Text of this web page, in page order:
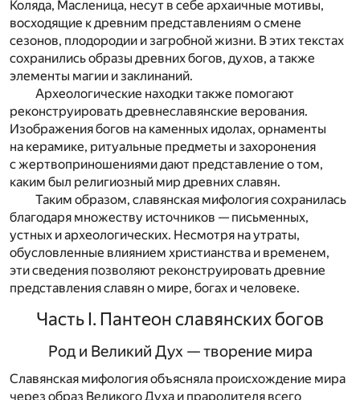
Коляда, Масленица, несут в себе архаичные мотивы,
восходящие к древним представлениям о смене
сезонов, плодородии и загробной жизни. В этих текстах
сохранились образы древних богов, духов, а также
элементы магии и заклинаний.
Археологические находки также помогают
реконструировать древнеславянские верования.
Изображения богов на каменных идолах, орнаменты
на керамике, ритуальные предметы и захоронения
с жертвоприношениями дают представление о том,
каким был религиозный мир древних славян.
Таким образом, славянская мифология сохранилась
благодаря множеству источников — письменных,
устных и археологических. Несмотря на утраты,
обусловленные влиянием христианства и временем,
эти сведения позволяют реконструировать древние
представления славян о мире, богах и человеке.
Часть I. Пантеон славянских богов
Род и Великий Дух — творение мира
Славянская мифология объясняла происхождение мира
через образ Великого Духа и прародителя всего